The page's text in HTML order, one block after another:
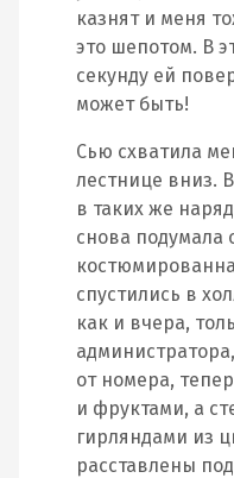
казнят и меня
это шепотом. В
секунду ей
может быть!
Сью схватила
лестнице вниз.
в таких же
снова подумала
спустились в
как и вчера,
от номера,
и фруктами, а
гирляндами из
расставлены